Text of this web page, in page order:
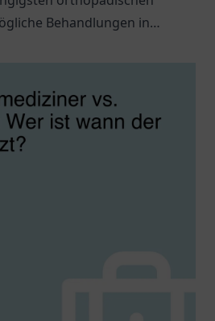
Behandlungen in